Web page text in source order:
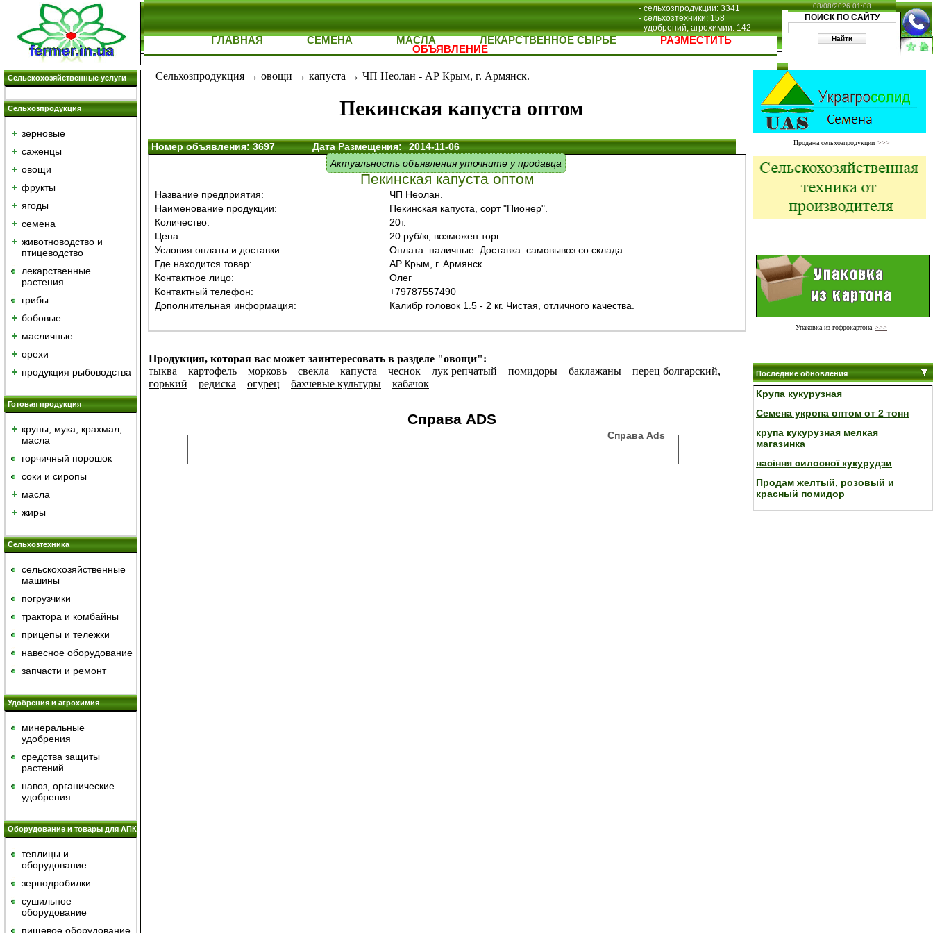
- сельхозпродукции: 3341
- сельхозтехники: 158
- удобрений, агрохимии: 142
08/08/2026 01:08
ПОИСК ПО САЙТУ
ГЛАВНАЯ СЕМЕНА МАСЛА ЛЕКАРСТВЕННОЕ СЫРЬЕ РАЗМЕСТИТЬ
ОБЪЯВЛЕНИЕ
Сельскохозяйственные услуги
Сельхозпродукция
зерновые
саженцы
овощи
фрукты
ягоды
семена
животноводство и
птицеводство
лекарственные
растения
грибы
бобовые
масличные
орехи
продукция рыбоводства
Готовая продукция
крупы, мука, крахмал,
масла
горчичный порошок
cоки и сиропы
масла
жиры
Сельхозтехника
сельскохозяйственные
машины
погрузчики
трактора и комбайны
прицепы и тележки
навесное оборудование
запчасти и ремонт
Удобрения и агрохимия
минеральные
удобрения
средства защиты
растений
навоз, органические
удобрения
Оборудование и товары для АПК
теплицы и
оборудование
зернодробилки
сушильное
оборудование
пищевое оборудование
Сельхозпродукция → овощи → капуста → ЧП Неолан - АР Крым, г. Армянск.
Пекинская капуста оптом
Номер объявления: 3697 Дата Размещения:
2014-11-06
Актуальность объявления уточните у продавца
Пекинская капуста оптом
Название предприятия:
ЧП Неолан.
Наименование продукции:
Пекинская капуста, сорт "Пионер".
Количество:
20т.
Цена:
20 руб/кг, возможен торг.
Условия оплаты и доставки:
Оплата: наличные. Доставка: самовывоз со склада.
Где находится товар:
АР Крым, г. Армянск.
Контактное лицо:
Олег
Контактный телефон:
+79787557490
Дополнительная информация:
Калибр головок 1.5 - 2 кг. Чистая, отличного качества.
Продукция, которая вас может заинтересовать в разделе "овощи":
тыква
картофель морковь свекла капуста чеснок лук репчатый помидоры баклажаны
перец болгарский,
горький
редиска огурец бахчевые культуры кабачок
Справа ADS
Справа Ads
Продажа сельхозпродукции >>>
Упаковка из гофрокартона >>>
Последние обновления
Крупа кукурузная
Семена укропа оптом от 2 тонн
крупа кукурузная мелкая
магазинка
насіння силосної кукурудзи
Продам желтый, розовый и
красный помидор